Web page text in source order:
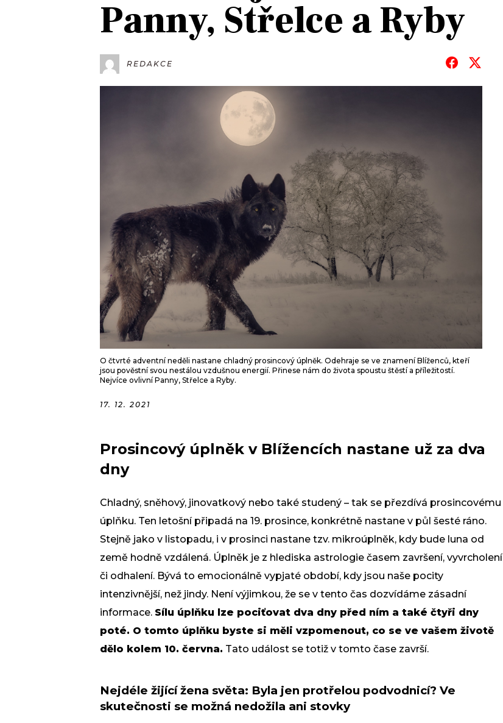
JAK NALADIT
RÁDIO
JAK NALADIT
Panny, Střelce a Ryby
REDAKCE
O čtvrté adventní neděli nastane chladný prosincový úplněk. Odehraje se ve znamení Blíženců, kteří
jsou pověstní svou nestálou vzdušnou energií. Přinese nám do života spoustu štěstí a příležitostí.
Nejvíce ovlivní Panny, Střelce a Ryby.
17. 12. 2021
Prosincový úplněk v Blížencích nastane už za dva
dny
Chladný, sněhový, jinovatkový nebo také studený – tak se přezdívá prosincovému
úplňku. Ten letošní připadá na 19. prosince, konkrétně nastane v půl šesté ráno.
Stejně jako v listopadu, i v prosinci nastane tzv. mikroúplněk, kdy bude luna od
země hodně vzdálená. Úplněk je z hlediska astrologie časem završení, vyvrcholení
či odhalení. Bývá to emocionálně vypjaté období, kdy jsou naše pocity
intenzivnější, než jindy. Není výjimkou, že se v tento čas dozvídáme zásadní
informace. Sílu úplňku lze pociťovat dva dny před ním a také čtyři dny
poté. O tomto úplňku byste si měli vzpomenout, co se ve vašem životě
dělo kolem 10. června. Tato událost se totiž v tomto čase završí.
Nejdéle žijící žena světa: Byla jen protřelou podvodnicí? Ve
skutečnosti se možná nedožila ani stovky